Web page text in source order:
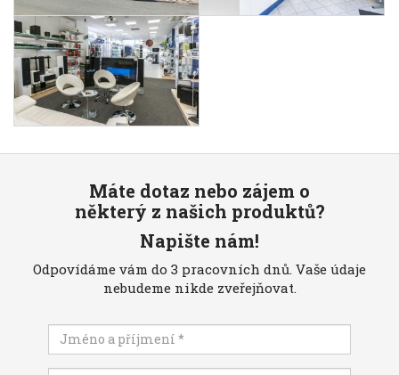
Máte dotaz nebo zájem o
některý z našich produktů?
Napište nám!
Odpovídáme vám do 3 pracovních dnů. Vaše údaje
nebudeme nikde zveřejňovat.